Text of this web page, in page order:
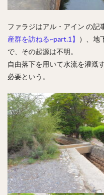
ファラジはアル・アイン の記
産群を訪ねる~part.1】
）、地
で、その起源は不明。
自由落下を用いて水流を灌漑
必要という。